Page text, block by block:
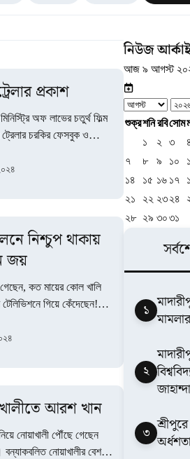
প্রকাশ
অফ লাভের চতুর্থ ফিল্ম
ট্রেলার চরকির ফেসবুক ও…
নিশ্চুপ থাকায়
জয়
গেছেন, কত মায়ের কোল খালি
গিয়ে কেঁদেছেন!
আরশ খান
নোয়াখালী পৌঁছে গেছেন
নোয়াখালীর বেশ
নিউজ
আজ ৯ আগস্ট
শুক্রশনিরবিসোম
১
২ ৩
৭
৮ ৯ ১০
১৪
১৫ ১৬ ১৭
২১
২২ ২৩২৪
২৮ ২৯ ৩০৩১
১
২
৩